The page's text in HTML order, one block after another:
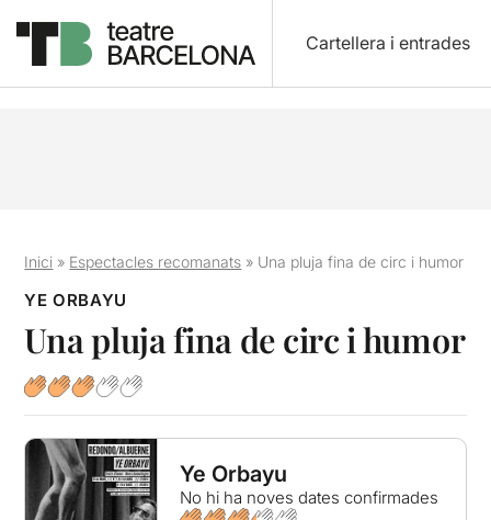
Cartellera i entrades
Inici » Espectacles recomanats » Una pluja fina de circ i humor
YE ORBAYU
Una pluja fina de circ i humor
Ye Orbayu
No hi ha noves dates confirmades